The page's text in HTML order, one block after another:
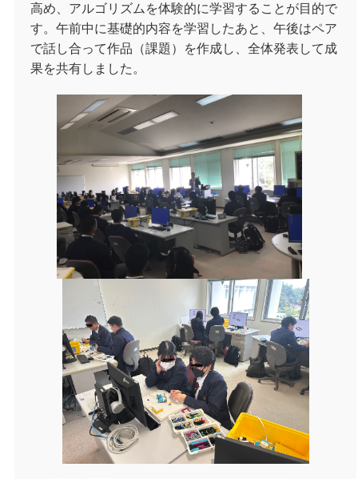
高め、アルゴリズムを体験的に学習することが目的で
す。午前中に基礎的内容を学習したあと、午後はペア
で話し合って作品（課題）を作成し、全体発表して成
果を共有しました。